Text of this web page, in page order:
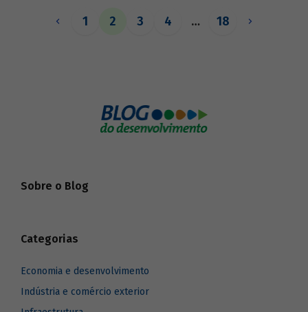
1 2 3 4 … 18
Sobre o Blog
Categorias
Economia e desenvolvimento
Indústria e comércio exterior